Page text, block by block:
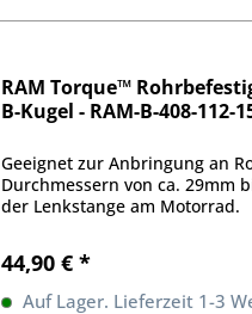
RAM Torque™
B-Kugel - RAM-B-408-112-
Geeignet zur Anbringung an
Durchmessern von ca. 29mm
der Lenkstange am Motorrad.
44,90 € *
Auf Lager. Lieferzeit 1-3